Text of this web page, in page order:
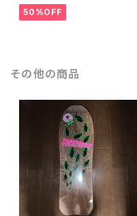
50%OFF
その他の商品